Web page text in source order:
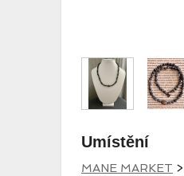
Umístění
MANE MARKET >